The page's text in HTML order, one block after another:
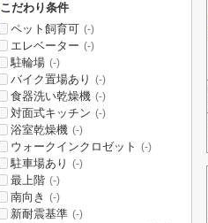
こだわり条件
ペット飼育可 (-)
エレベーター (-)
駐輪場 (-)
バイク置場あり (-)
食器洗い乾燥機 (-)
対面式キッチン (-)
浴室乾燥機 (-)
ウォークインクロゼット (-)
駐車場あり (-)
最上階 (-)
南向き (-)
新耐震基準 (-)